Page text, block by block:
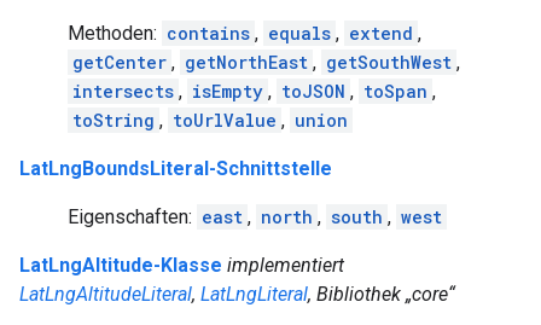
Methoden: contains , equals , extend ,
getCenter , getNorthEast , getSouthWest ,
intersects , isEmpty , toJSON , toSpan ,
toString , toUrlValue , union
LatLngBoundsLiteral-Schnittstelle
Eigenschaften: east , north , south , west
LatLngAltitude-Klasse implementiert
LatLngAltitudeLiteral, LatLngLiteral, Bibliothek „core“